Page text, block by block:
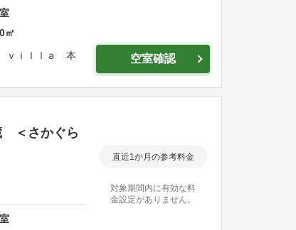
室
㎡
ｖｉｌｌａ 本
空室確認
＜さかぐら
室
直近1か月の参考料金
対象期間内に有効な料
金設定がありません。